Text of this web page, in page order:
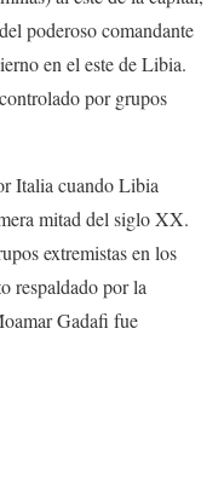
poderoso comandante
en el este de Libia.
por grupos
Italia cuando Libia
mitad del siglo XX.
extremistas en los
respaldado por la
Gadafi fue